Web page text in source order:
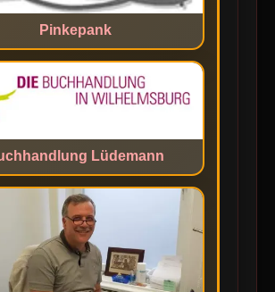
Pinkepank
Lüdemann